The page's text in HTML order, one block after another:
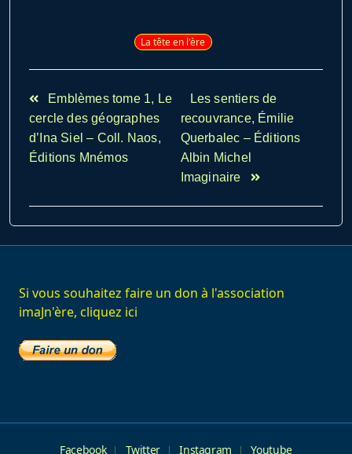
La tête en l'ère
<span
class="nav-
subtitle
screen-
Emblèmes tome 1, Le
cercle des géographes
d’Ina Siel – Coll. Naos,
Éditions Mnémos
Les sentiers de
recouvrance, Émilie
Querbalec – Éditions
Albin Michel
Imaginaire
Si vous souhaitez faire un don à l'association
imaJn'ère, cliquez ici
Facebook Twitter Instagram Youtube